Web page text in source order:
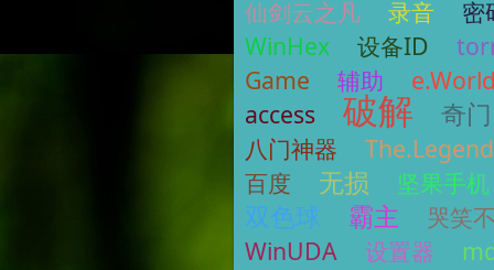
仙剑云之凡 录音
密
WinHex
设备ID
Game
辅助
access
破解 奇门
八门神器
百度
无损 坚果手机
双色球 霸主
哭笑
WinUDA
设置器